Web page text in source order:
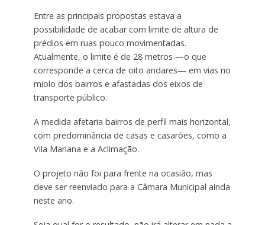
Entre as principais propostas estava a
possibilidade de acabar com limite de altura de
prédios em ruas pouco movimentadas.
Atualmente, o limite é de 28 metros —o que
corresponde a cerca de oito andares— em vias no
miolo dos bairros e afastadas dos eixos de
transporte público.
A medida afetaria bairros de perfil mais horizontal,
com predominância de casas e casarões, como a
Vila Mariana e a Aclimação.
O projeto não foi para frente na ocasião, mas
deve ser reenviado para a Câmara Municipal ainda
neste ano.